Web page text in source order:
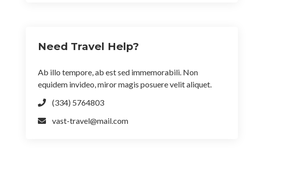
Need Travel Help?
Ab illo tempore, ab est sed immemorabili. Non
equidem invideo, miror magis posuere velit aliquet.
(334) 5764803
vast-travel@mail.com